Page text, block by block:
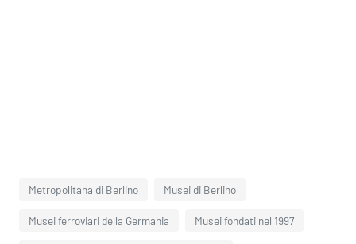
Metropolitana di Berlino Musei di Berlino
Musei ferroviari della Germania Musei fondati nel 1997